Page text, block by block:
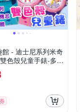
館 - 迪士尼系列米奇
色殼兒童手錶-多款
券